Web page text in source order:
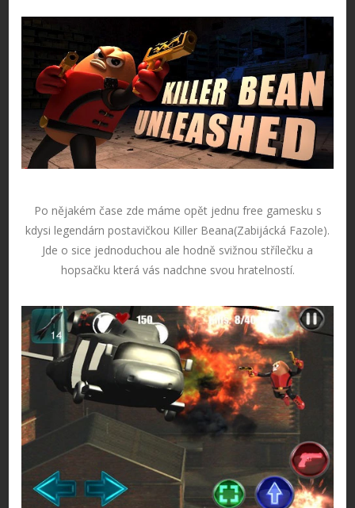
Po nějakém čase zde máme opět jednu free gamesku s
kdysi legendárn postavičkou Killer Beana(Zabijácká Fazole).
Jde o sice jednoduchou ale hodně svižnou střílečku a
hopsačku která vás nadchne svou hratelností.